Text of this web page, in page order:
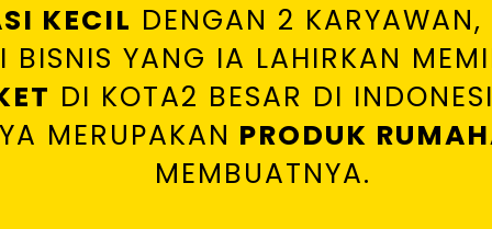
KECIL DENGAN 2
YANG IA LAHIRKAN
DI KOTA2 BESAR DI
MERUPAKAN PRODUK
MEMBUATNYA.